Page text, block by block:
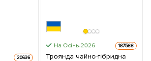
20636
На Осінь-2026 187588
Троянда чайно-гібридна